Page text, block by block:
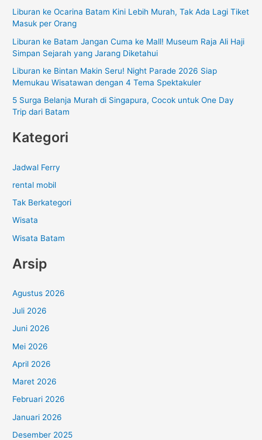
tLiburan ke Ocarina Batam Kini Lebih Murah, Tak Ada Lagi Tiket
Masuk per Orang
Liburan ke Batam Jangan Cuma ke Mall! Museum Raja Ali Haji
Simpan Sejarah yang Jarang Diketahui
Liburan ke Bintan Makin Seru! Night Parade 2026 Siap
Memukau Wisatawan dengan 4 Tema Spektakuler
5 Surga Belanja Murah di Singapura, Cocok untuk One Day
Trip dari Batam
Kategori
Jadwal Ferry
rental mobil
Tak Berkategori
Wisata
Wisata Batam
Arsip
Agustus 2026
Juli 2026
Juni 2026
Mei 2026
April 2026
Maret 2026
Februari 2026
Januari 2026
Desember 2025